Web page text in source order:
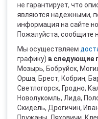
не гарантирует, что
являются надежными,
информация на сайте
Пожалуйста, сообщите
Мы осуществляем
графику) в следующие
Мозырь, Бобруйск,
Орша, Брест, Кобрин,
Светлогорск, Гродно,
Новолукомль, Лида,
Скидель, Дрогичин,
Пружаны, Ляховичи,